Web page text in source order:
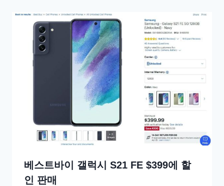
베스트바이 갤럭시 S21 FE $399에 할
인 판매